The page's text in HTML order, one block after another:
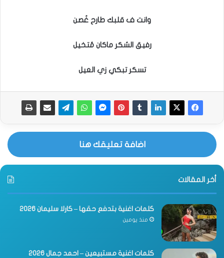
وانت ف قلبك طارح غُصن
رفيق السُكر ماكان مُتخيل
تسكر تبكي زي العيل
اضافة تعليقك هنا
أخر المقالات
كلمات اغنية بتدفع حقها – كارلا سليمان 2026
منذ يومين
كلمات اغنية مستبيعين – احمد جمال 2026